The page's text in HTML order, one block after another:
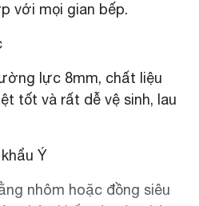
với mọi gian bếp.
lực 8mm, chất liệu
tốt và rất dễ vệ sinh, lau
Ý
nhôm hoặc đồng siêu